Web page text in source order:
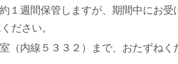
１週間保管しますが、期間中にお受
ださい。
（内線５３３２）まで、おたずねく